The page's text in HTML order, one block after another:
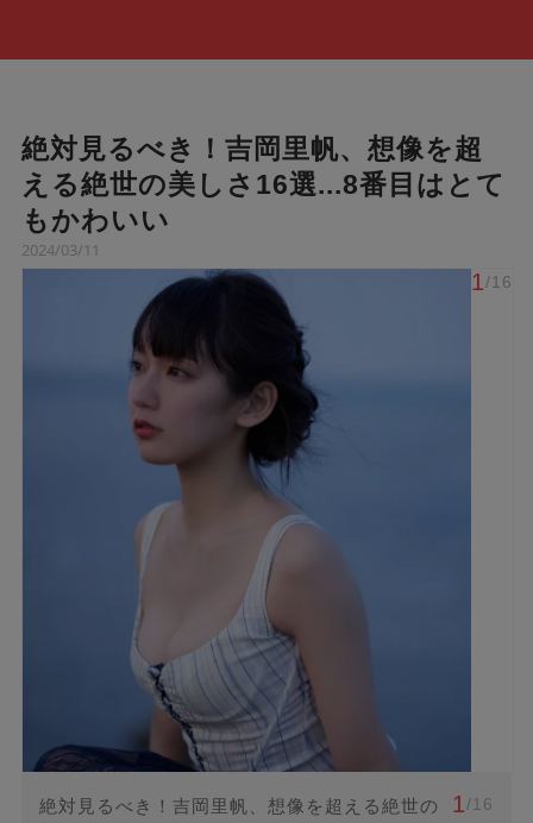
絶対見るべき！吉岡里帆、想像を超
える絶世の美しさ16選...8番目はとて
もかわいい
2024/03/11
1/16
絶対見るべき！吉岡里帆、想像を超える絶世の
1/16